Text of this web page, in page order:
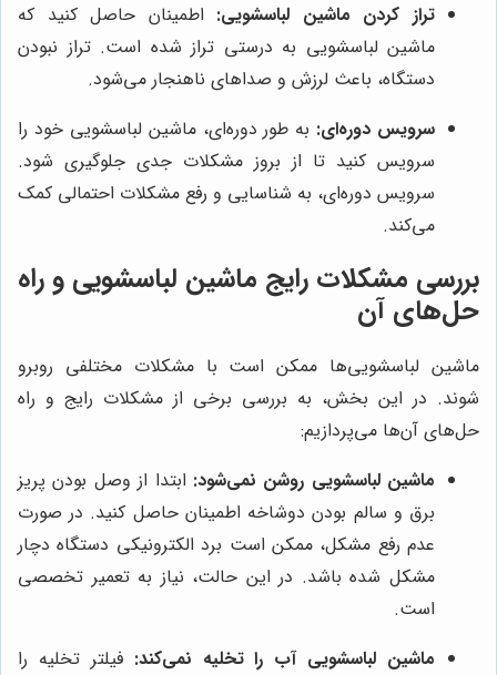
تراز کردن ماشین لباسشویی: اطمینان حاصل کنید که
ماشین لباسشویی به درستی تراز شده است. تراز نبودن
دستگاه، باعث لرزش و صداهای ناهنجار می‌شود.
سرویس دوره‌ای: به طور دوره‌ای، ماشین لباسشویی خود را
سرویس کنید تا از بروز مشکلات جدی جلوگیری شود.
سرویس دوره‌ای، به شناسایی و رفع مشکلات احتمالی کمک
می‌کند.
بررسی مشکلات رایج ماشین لباسشویی و راه
حل‌های آن
ماشین لباسشویی‌ها ممکن است با مشکلات مختلفی روبرو
شوند. در این بخش، به بررسی برخی از مشکلات رایج و راه
حل‌های آن‌ها می‌پردازیم:
ماشین لباسشویی روشن نمی‌شود: ابتدا از وصل بودن پریز
برق و سالم بودن دوشاخه اطمینان حاصل کنید. در صورت
عدم رفع مشکل، ممکن است برد الکترونیکی دستگاه دچار
مشکل شده باشد. در این حالت، نیاز به تعمیر تخصصی
است.
ماشین لباسشویی آب را تخلیه نمی‌کند: فیلتر تخلیه را